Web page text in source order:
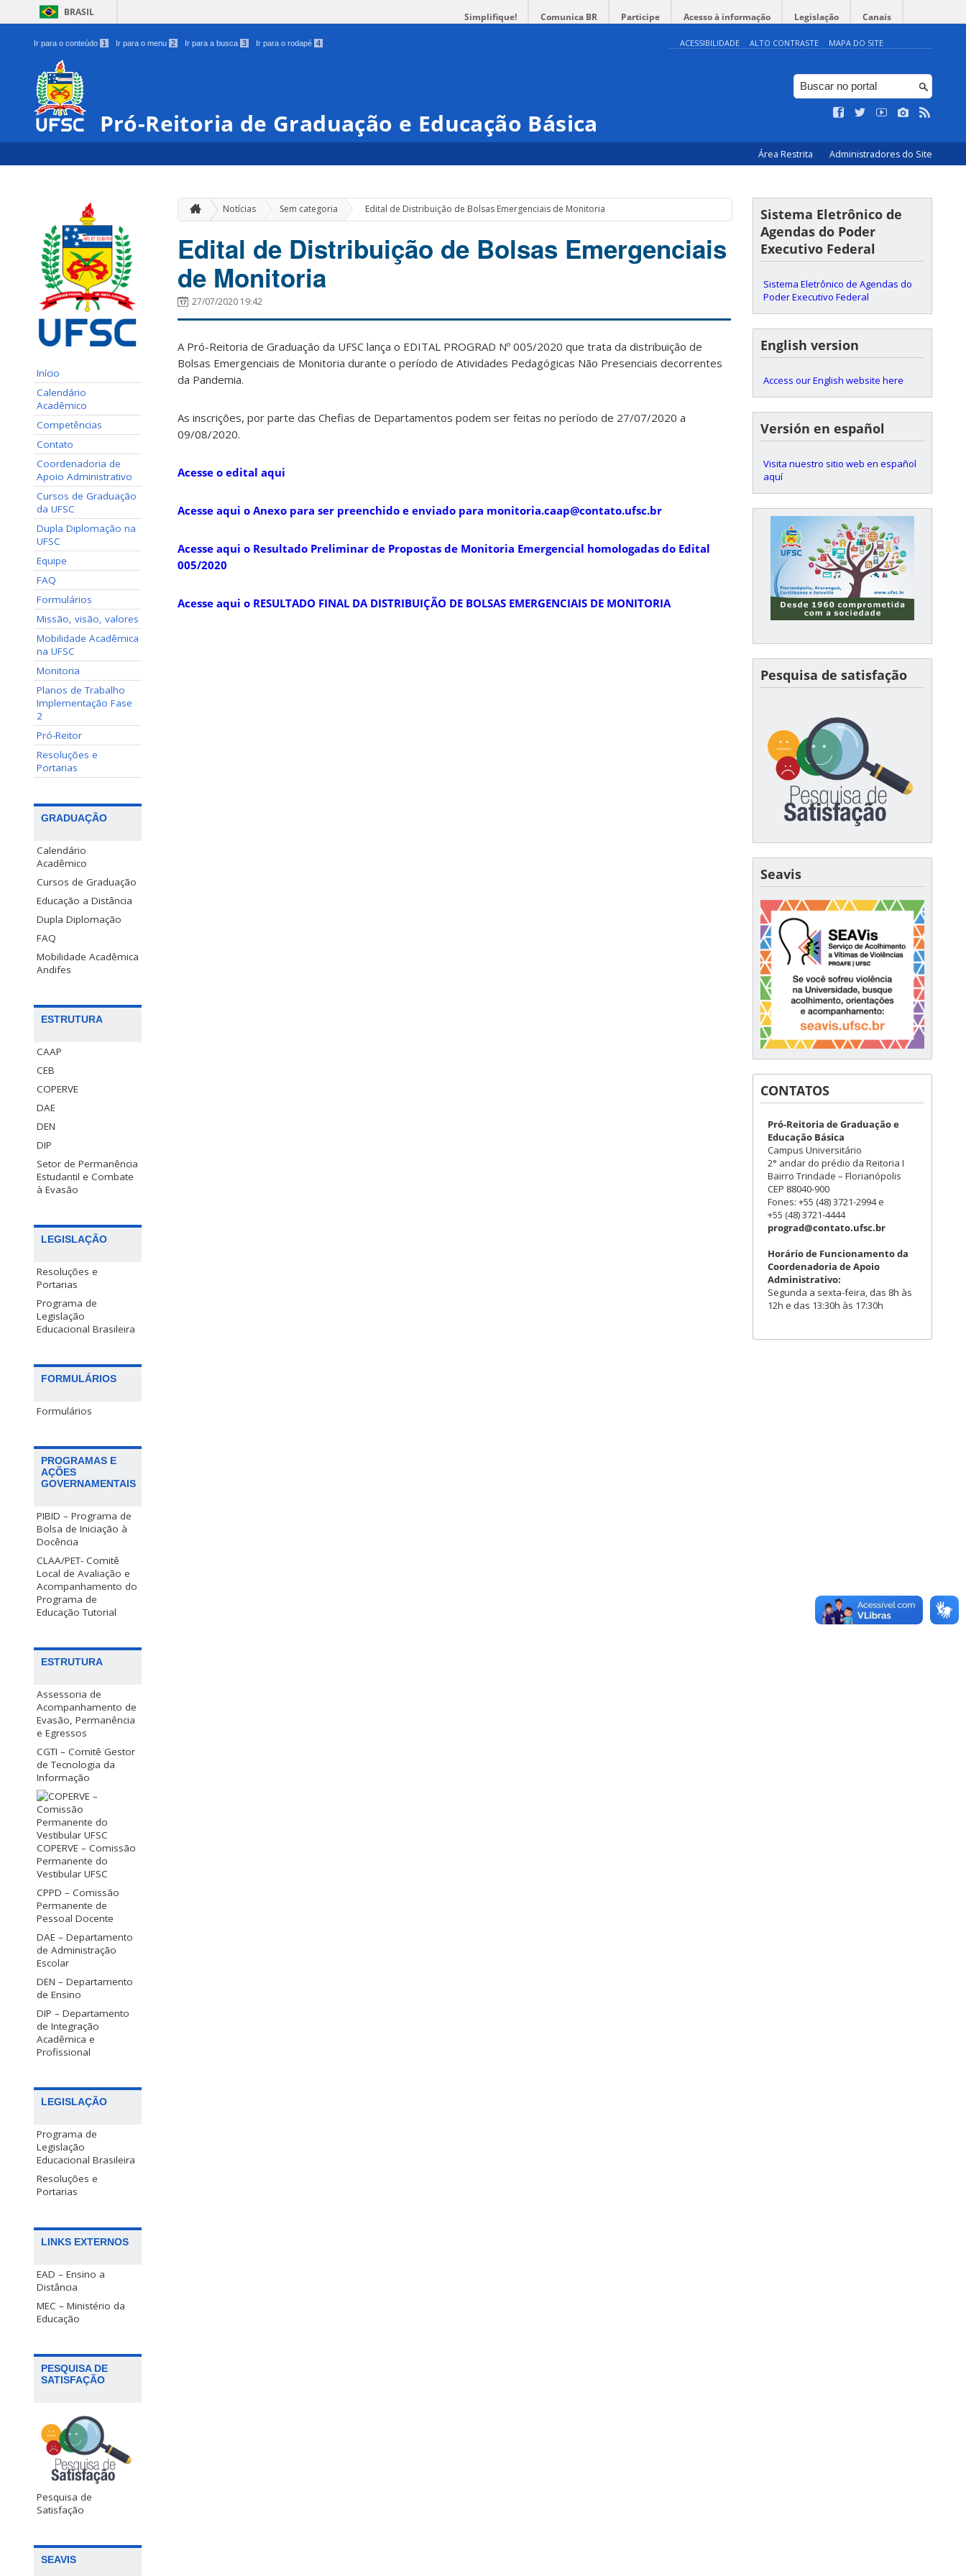
BRASIL Simplifique! Comunica BR Participe Acesso à informação Legislação Canais
Ir para o conteúdo 1 Ir para o menu 2 Ir para a busca 3 Ir para o rodapé 4 ACESSIBILIDADE ALTO CONTRASTE MAPA DO SITE
Pró-Reitoria de Graduação e Educação Básica
Área Restrita Administradores do Site
Início
Calendário
Acadêmico
Competências
Contato
Coordenadoria de
Apoio Administrativo
Cursos de Graduação
da UFSC
Dupla Diplomação na
UFSC
Equipe
FAQ
Formulários
Missão, visão, valores
Mobilidade Acadêmica
na UFSC
Monitoria
Planos de Trabalho
Implementação Fase
2
Pró-Reitor
Resoluções e
Portarias
GRADUAÇÃO
Calendário
Acadêmico
Cursos de Graduação
Educação a Distância
Dupla Diplomação
FAQ
Mobilidade Acadêmica
Andifes
ESTRUTURA
CAAP
CEB
COPERVE
DAE
DEN
DIP
Setor de Permanência
Estudantil e Combate
à Evasão
LEGISLAÇÃO
Resoluções e
Portarias
Programa de
Legislação
Educacional Brasileira
FORMULÁRIOS
Formulários
PROGRAMAS E
AÇÕES
GOVERNAMENTAIS
PIBID – Programa de
Bolsa de Iniciação à
Docência
CLAA/PET- Comitê
Local de Avaliação e
Acompanhamento do
Programa de
Educação Tutorial
ESTRUTURA
Assessoria de
Acompanhamento de
Evasão, Permanência
e Egressos
CGTI – Comitê Gestor
de Tecnologia da
Informação
COPERVE – Comissão
Permanente do
Vestibular UFSC
CPPD – Comissão
Permanente de
Pessoal Docente
DAE – Departamento
de Administração
Escolar
DEN – Departamento
de Ensino
DIP – Departamento
de Integração
Acadêmica e
Profissional
LEGISLAÇÃO
Programa de
Legislação
Educacional Brasileira
Resoluções e
Portarias
LINKS EXTERNOS
EAD – Ensino a
Distância
MEC – Ministério da
Educação
PESQUISA DE
SATISFAÇÃO
Pesquisa de
Satisfação
SEAVIS
Notícias Sem categoria » Edital de Distribuição de Bolsas Emergenciais de Monitoria
Edital de Distribuição de Bolsas Emergenciais
de Monitoria
27/07/2020 19:42
A Pró-Reitoria de Graduação da UFSC lança o EDITAL PROGRAD Nº 005/2020 que trata da distribuição de
Bolsas Emergenciais de Monitoria durante o período de Atividades Pedagógicas Não Presenciais decorrentes
da Pandemia.
As inscrições, por parte das Chefias de Departamentos podem ser feitas no período de 27/07/2020 a
09/08/2020.
Acesse o edital aqui
Acesse aqui o Anexo para ser preenchido e enviado para monitoria.caap@contato.ufsc.br
Acesse aqui o Resultado Preliminar de Propostas de Monitoria Emergencial homologadas do Edital
005/2020
Acesse aqui o RESULTADO FINAL DA DISTRIBUIÇÃO DE BOLSAS EMERGENCIAIS DE MONITORIA
Sistema Eletrônico de
Agendas do Poder
Executivo Federal
Sistema Eletrônico de Agendas do
Poder Executivo Federal
English version
Access our English website here
Versión en español
Visita nuestro sitio web en español
aquí
Pesquisa de satisfação
Seavis
CONTATOS
Pró-Reitoria de Graduação e
Educação Básica
Campus Universitário
2° andar do prédio da Reitoria I
Bairro Trindade – Florianópolis
CEP 88040-900
Fones: +55 (48) 3721-2994 e
+55 (48) 3721-4444
prograd@contato.ufsc.br
Horário de Funcionamento da
Coordenadoria de Apoio
Administrativo:
Segunda a sexta-feira, das 8h às
12h e das 13:30h às 17:30h